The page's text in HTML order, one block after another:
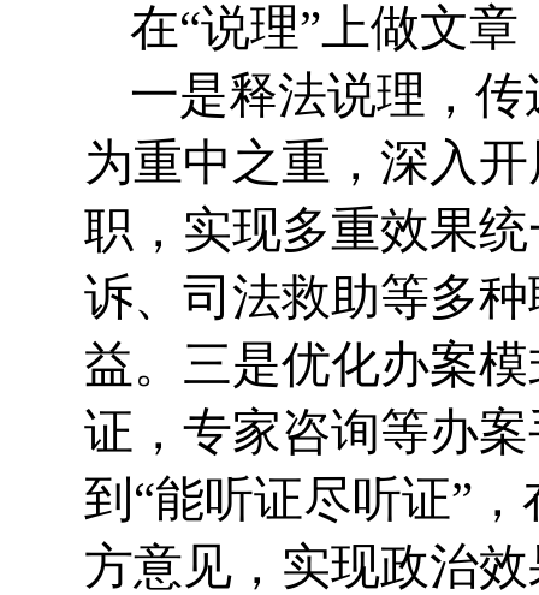
在“说理”上做文
一是释法说理，
为重中之重，深入
职，实现多重效果
诉、司法救助等多
益。三是优化办案
证，专家咨询等办
到“能听证尽听证”
方意见，实现政治